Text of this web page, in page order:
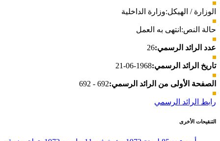
الوزارة / الهيكل:وزارة الداخلية
حالة النص: انتهى به العمل
عدد الرائد الرسمي:26
تاريخ الرائد الرسمي:1968-06-21
الصفحة الأولى من الرائد الرسمي:692 - 692
رابط الرائد الرسمي
التنقيحات الأخرى